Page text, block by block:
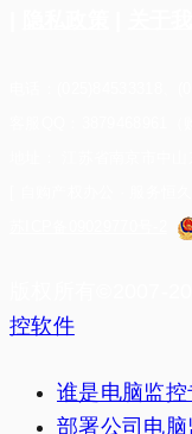
控软件
谁是电脑监控
部署公司电